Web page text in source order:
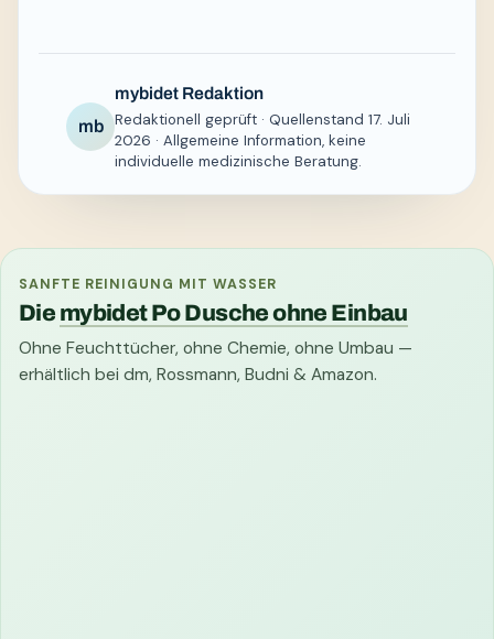
mb
mybidet Redaktion
Redaktionell geprüft · Quellenstand 17. Juli
2026 · Allgemeine Information, keine
individuelle medizinische Beratung.
SANFTE REINIGUNG MIT WASSER
Die mybidet Po Dusche ohne Einbau
Ohne Feuchttücher, ohne Chemie, ohne Umbau —
erhältlich bei dm, Rossmann, Budni & Amazon.